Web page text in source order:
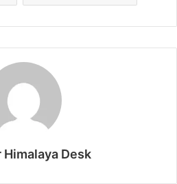
Himalaya Desk